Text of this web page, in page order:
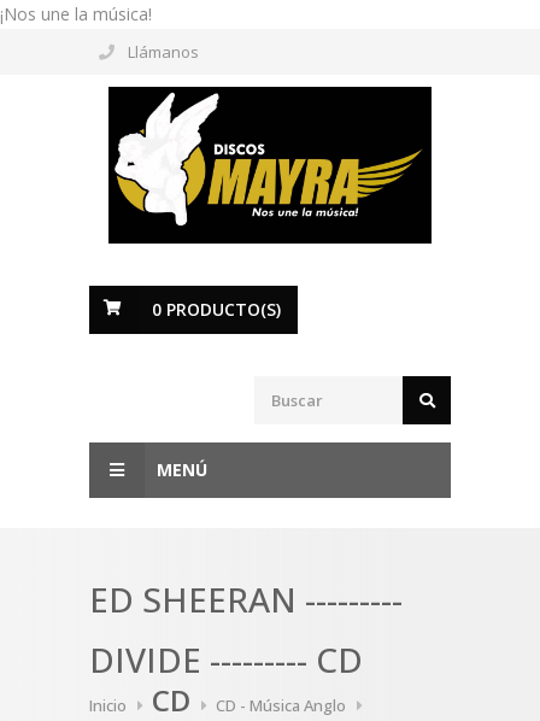
¡Nos une la música!
Llámanos
0 PRODUCTO(S)
MENÚ
ED SHEERAN ---------
DIVIDE --------- CD
Inicio CD
CD - Música Anglo